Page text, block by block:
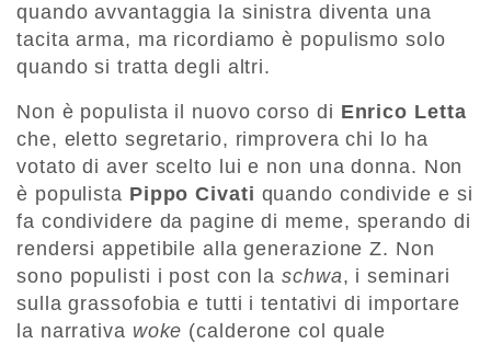
quando avvantaggia la sinistra diventa una
tacita arma, ma ricordiamo è populismo solo
quando si tratta degli altri.
Non è populista il nuovo corso di Enrico Letta
che, eletto segretario, rimprovera chi lo ha
votato di aver scelto lui e non una donna. Non
è populista Pippo Civati quando condivide e si
fa condividere da pagine di meme, sperando di
rendersi appetibile alla generazione Z. Non
sono populisti i post con laschwa, i seminari
sulla grassofobia e tutti i tentativi di importare
la narrativa woke (calderone col quale